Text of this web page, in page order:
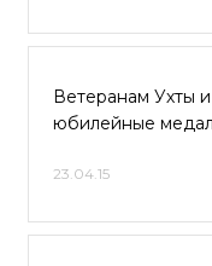
Ветеранам Ухты
юбилейные
23.04.15